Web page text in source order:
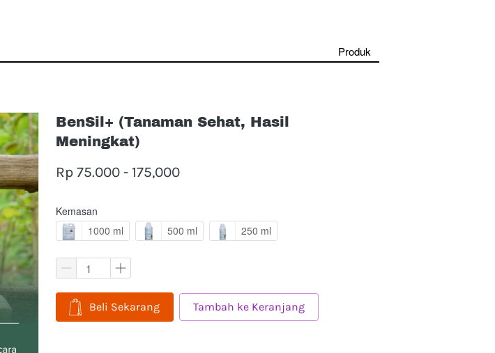
Produk
BenSil+ (Tanaman Sehat, Hasil
Meningkat)
Rp 75.000 - 175,000
Kemasan
1000 ml
500 ml 250 ml
` Beli Sekarang `
Tambah ke Keranjang